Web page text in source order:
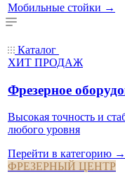
Мобильные стойки →
Каталог
ХИТ ПРОДАЖ
Фрезерное
Высокая точность и
любого уровня
Перейти в категорию →
ФРЕЗЕРНЫЙ ЦЕНТР